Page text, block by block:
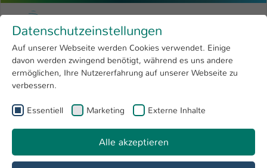
Menu
Research 4
Open submenu
University
International
Skip to main content
University of Applied Sciences
You are here:
Sitemap
Studium
Datenschutzeinstellungen
Auf unserer Webseite werden Cookies verwendet. Einige
davon werden zwingend benötigt, während es uns andere
ermöglichen, Ihre Nutzererfahrung auf unserer Webseite zu
verbessern.
Essentiell Marketing Externe Inhalte
Alle akzeptieren